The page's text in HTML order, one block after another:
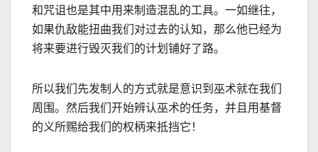
和咒诅也是其中用来制造混乱的工具。一如继往，
如果仇敌能扭曲我们对过去的认知，那么他已经为
将来要进行毁灭我们的计划铺好了路。
所以我们先发制人的方式就是意识到巫术就在我们
周围。然后我们开始辨认巫术的任务，并且用基督
的义所赐给我们的权柄来抵挡它！